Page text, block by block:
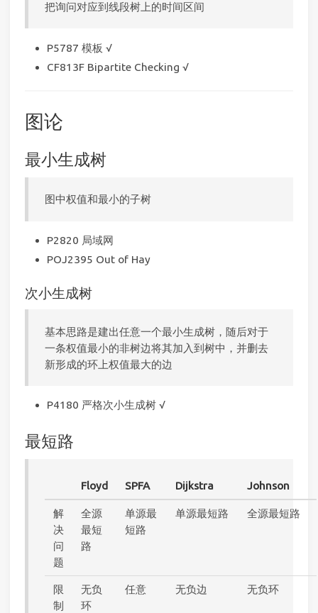
把询问对应到线段树上的时间区间
P5787 模板 √
CF813F Bipartite Checking √
图论
最小生成树
图中权值和最小的子树
P2820 局域网
POJ2395 Out of Hay
次小生成树
基本思路是建出任意一个最小生成树，随后对于
一条权值最小的非树边将其加入到树中，并删去
新形成的环上权值最大的边
P4180 严格次小生成树 √
最短路
Floyd SPFA Dijkstra Johnson
解
决
问
题
全源
最短
路
单源最
短路
单源最短路 全源最短路
限
制
无负
环
任意 无负边 无负环